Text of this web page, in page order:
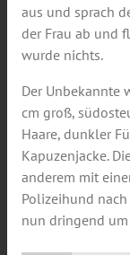
aus und sprach
der Frau ab und
wurde nichts.
Der Unbekannte
cm groß,
Haare, dunkler
Kapuzenjacke.
anderem mit
Polizeihund
nun dringend